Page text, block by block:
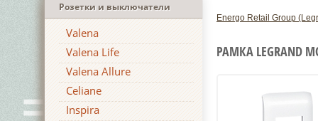
Розетки и выключатели
Valena
Valena Life
Valena Allure
Celiane
Inspira
Energo Retail Group
РАМКА LEGRAND